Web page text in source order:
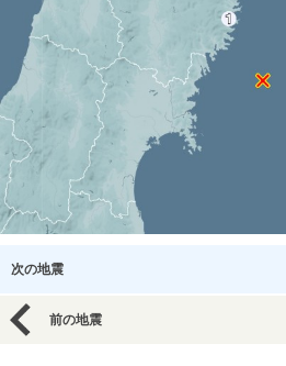
次の地震
前の地震